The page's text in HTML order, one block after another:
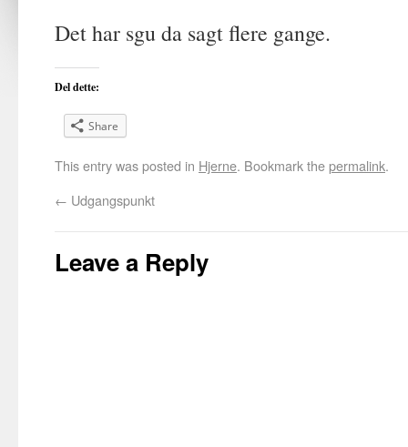
Det har sgu da sagt flere gange.
Del dette:
Share
This entry was posted in Hjerne. Bookmark thepermalink.
← Udgangspunkt
Leave a Reply